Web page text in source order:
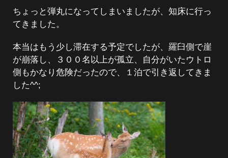
ちょっと弾丸になってしまいましたが、知床に行っ
てきました。
本当はもう少し滞在する予定でしたが、羅臼側で崖
が崩落し、３００名以上が孤立、自分がいたウトロ
側もかなり危険だったので、１泊で引き返してきま
した^^;